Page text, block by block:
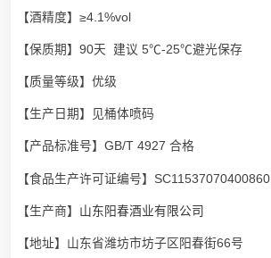
【酒精度】≥4.1%vol
【保质期】90天 建议 5℃-25℃避光保存
【质量等级】优级
【生产日期】见桶体喷码
【产品标准号】GB/T 4927 合格
【食品生产许可证编号】SC11537070400860
【生产商】 山东阳春酒业有限公司
【地址】山东省潍坊市坊子区阳春街66号